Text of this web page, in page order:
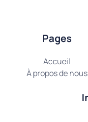
Pages
Accueil
À propos de nous